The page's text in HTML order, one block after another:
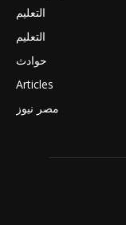
التعليم
التعليم
حوادث
Articles
مصر نيوز